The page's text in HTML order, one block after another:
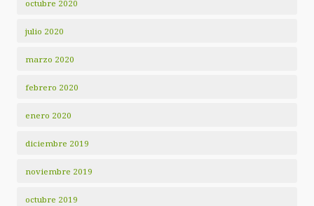
octubre 2020
julio 2020
marzo 2020
febrero 2020
enero 2020
diciembre 2019
noviembre 2019
octubre 2019